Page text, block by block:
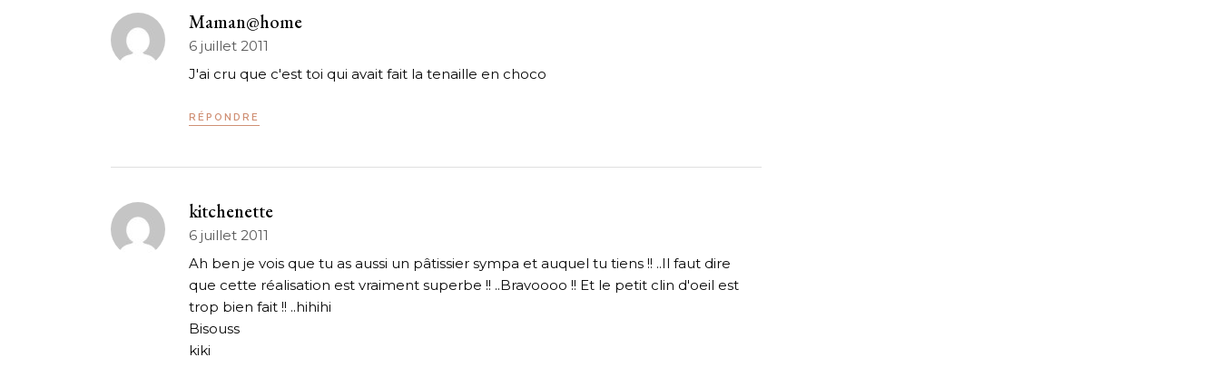
Maman@home
6 juillet 2011
J'ai cru que c'est toi qui avait fait la tenaille en choco
RÉPONDRE
kitchenette
6 juillet 2011
Ah ben je vois que tu as aussi un pâtissier sympa et auquel tu tiens !! ..Il faut dire
que cette réalisation est vraiment superbe !! ..Bravoooo !! Et le petit clin d'oeil est
trop bien fait !! ..hihihi
Bisouss
kiki